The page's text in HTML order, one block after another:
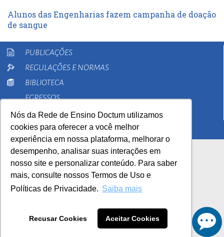
Nós da Rede de Ensino Doctum utilizamos
cookies para oferecer a você melhor
experiência em nossa plataforma, melhorar o
desempenho, analisar suas interações em
nosso site e personalizar conteúdo. Para saber
mais, consulte nossos Termos de Uso e
Políticas de Privacidade. Saiba mais
Recusar Cookies Aceitar Cookies
Alunos das Engenharias fazem campanha de doação
de sangue
PUBLICAÇÕES
REGULAÇÕES E NORMAS
BIBLIOTECA
EGRESSOS
PESQUISA
EXTENSÃO
AutoAvaliação Institucional
0800 033 1100